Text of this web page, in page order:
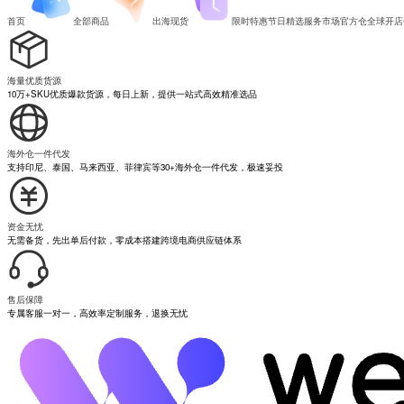
首页 全部商品 出海现货 限时特惠节日精选服务市场官方仓全球开店
海量优质货源
10万+SKU优质爆款货源，每日上新，提供一站式高效精准选品
海外仓一件代发
支持印尼、泰国、马来西亚、菲律宾等30+海外仓一件代发，极速妥投
资金无忧
无需备货，先出单后付款，零成本搭建跨境电商供应链体系
售后保障
专属客服一对一，高效率定制服务，退换无忧